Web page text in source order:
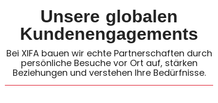
Unsere globalen
Kundenengagements
Bei XIFA bauen wir echte Partnerschaften durch
persönliche Besuche vor Ort auf, stärken
Beziehungen und verstehen Ihre Bedürfnisse.